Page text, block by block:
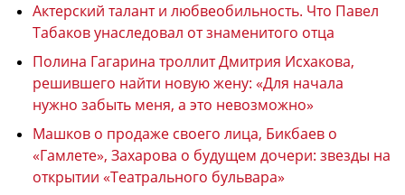
Актерский талант и любвеобильность. Что Павел
Табаков унаследовал от знаменитого отца
Полина Гагарина троллит Дмитрия Исхакова,
решившего найти новую жену: «Для начала
нужно забыть меня, а это невозможно»
Машков о продаже своего лица, Бикбаев о
«Гамлете», Захарова о будущем дочери: звезды на
открытии «Театрального бульвара»